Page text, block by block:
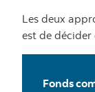
Les deux
est de
Fonds